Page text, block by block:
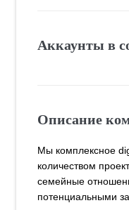
Аккаунты в
Описание
Мы комплексное
количеством
семейные
потенциальными